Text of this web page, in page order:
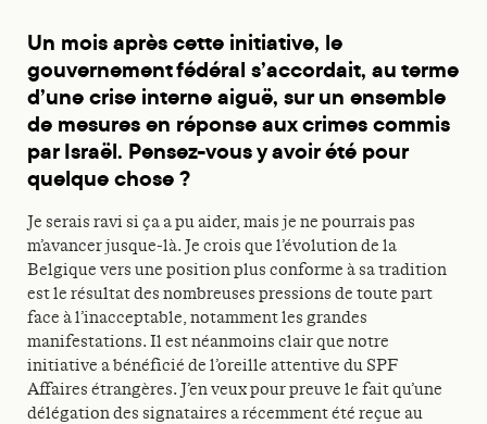
Un mois après cette initiative, le
gouvernement fédéral s’accordait, au terme
d’une crise interne aiguë, sur un ensemble
de mesures en réponse aux crimes commis
par Israël. Pensez-vous y avoir été pour
quelque chose ?
Je serais ravi si ça a pu aider, mais je ne pourrais pas
m’avancer jusque-là. Je crois que l’évolution de la
Belgique vers une position plus conforme à sa tradition
est le résultat des nombreuses pressions de toute part
face à l’inacceptable, notamment les grandes
manifestations. Il est néanmoins clair que notre
initiative a bénéficié de l’oreille attentive du SPF
Affaires étrangères. J’en veux pour preuve le fait qu’une
délégation des signataires a récemment été reçue au